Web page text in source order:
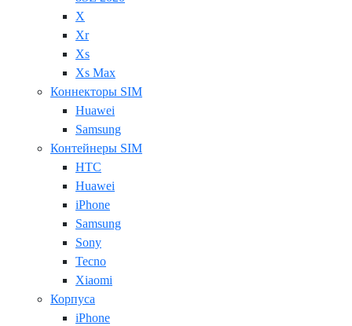
X
Xr
Xs
Xs Max
Коннекторы SIM
Huawei
Samsung
Контейнеры SIM
HTC
Huawei
iPhone
Samsung
Sony
Tecno
Xiaomi
Корпуса
iPhone